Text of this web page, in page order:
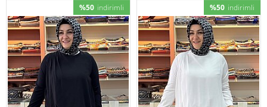
%50 indirimli %50 indirimli